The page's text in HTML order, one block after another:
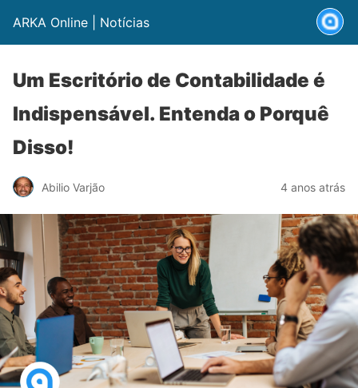
ARKA Online | Notícias
Um Escritório de Contabilidade é
Indispensável. Entenda o Porquê
Disso!
Abilio Varjão 4 anos atrás